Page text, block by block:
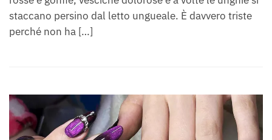
staccano persino dal letto ungueale. È davvero triste
perché non ha […]